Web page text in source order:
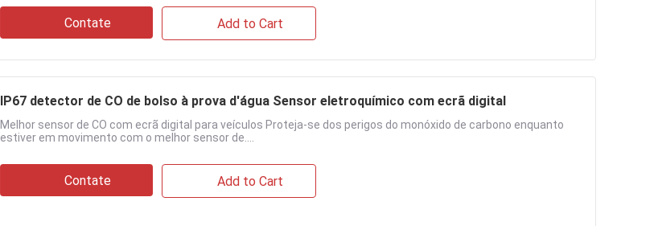
Contate Add to Cart
IP67 detector de CO de bolso à prova d'água Sensor eletroquímico com ecrã digital
Melhor sensor de CO com ecrã digital para veículos Proteja-se dos perigos do monóxido de carbono enquanto
estiver em movimento com o melhor sensor de....
Contate Add to Cart